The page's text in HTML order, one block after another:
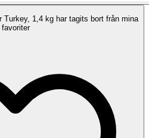
Turkey, 1,4 kg har tagits bort från mina
favoriter